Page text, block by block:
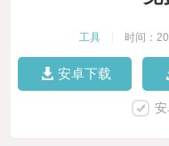
工具 时间：
安卓下载